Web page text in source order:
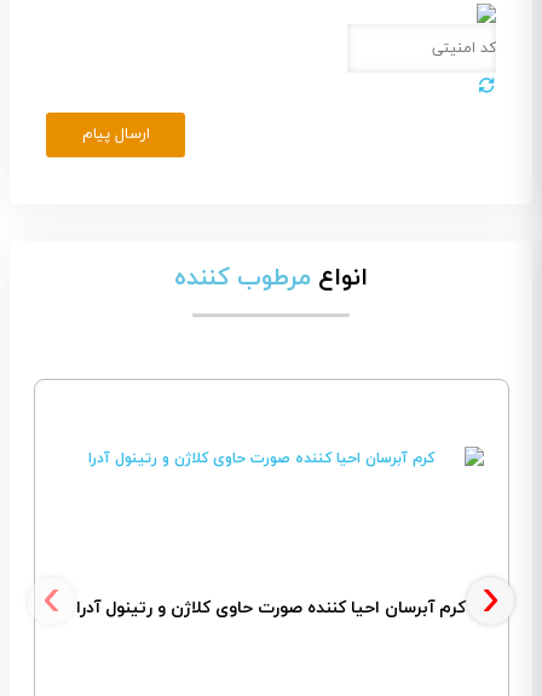
ارسال پیام
انواع مرطوب کننده
کرم آبرسان احیا کننده صورت حاوی کلاژن و رتینول آدرا ‹ ›